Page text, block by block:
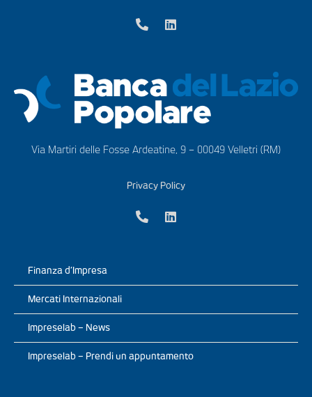
Via Martiri delle Fosse Ardeatine, 9 – 00049 Velletri (RM)
Privacy Policy
Finanza d’Impresa
Mercati Internazionali
Impreselab – News
Impreselab – Prendi un appuntamento